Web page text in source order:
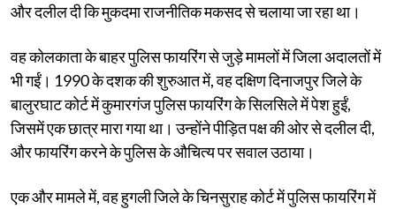
और दलील दी कि मुकदमा राजनीतिक मकसद से चलाया जा रहा था।
वह कोलकाता के बाहर पुलिस फायरिंग से जुड़े मामलों में जिला अदालतों में
भी गईं। 1990 के दशक की शुरुआत में, वह दक्षिण दिनाजपुर जिले के
बालुरघाट कोर्ट में कुमारगंज पुलिस फायरिंग के सिलसिले में पेश हुईं,
जिसमें एक छात्र मारा गया था। उन्होंने पीड़ित पक्ष की ओर से दलील दी,
और फायरिंग करने के पुलिस के औचित्य पर सवाल उठाया।
एक और मामले में, वह हुगली जिले के चिनसुराह कोर्ट में पुलिस फायरिंग में